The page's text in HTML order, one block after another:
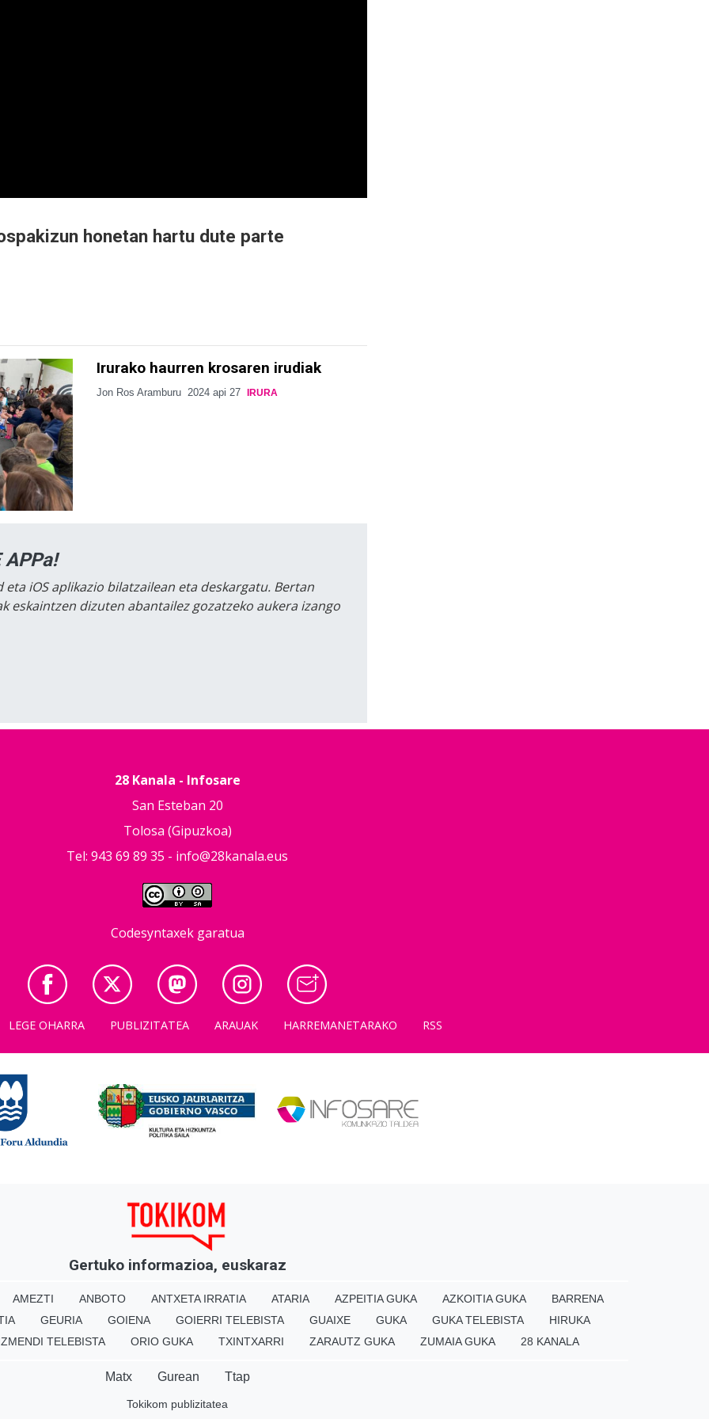
honetan hartu dute parte
Irurako haurren krosaren irudiak
Jon Ros Aramburu 2024 api 27 IRURA
APPa!
iOS aplikazio bilatzailean eta deskargatu. Bertan
eskaintzen dizuten abantailez gozatzeko aukera izango
28 Kanala - Infosare
San Esteban 20
Tolosa (Gipuzkoa)
Tel: 943 69 89 35 - info@28kanala.eus
Codesyntaxek garatua
LEGE OHARRA PUBLIZITATEA ARAUAK HARREMANETARAKO RSS
Gertuko informazioa, euskaraz
AMEZTI ANBOTO ANTXETA IRRATIA ATARIA AZPEITIA GUKA AZKOITIA GUKA
BARRENA
GEURIA GOIENA GOIERRI TELEBISTA GUAIXE GUKA GUKA TELEBISTA
HIRUKA
TELEBISTA ORIO GUKA TXINTXARRI ZARAUTZ GUKA ZUMAIA GUKA 28 KANALA
Matx Gurean Ttap
Tokikom publizitatea